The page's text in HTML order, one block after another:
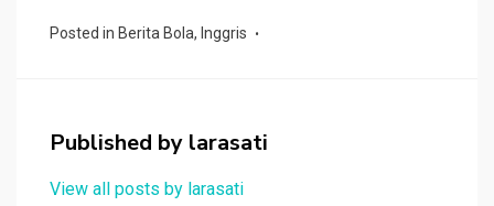
ce
o
k
tt at
p
p
e
Posted in Berita Bola, Inggris
Published by larasati
View all posts by larasati